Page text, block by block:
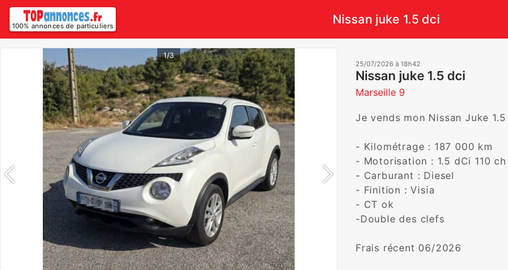
100% annonces de particuliers Nissan juke 1.5 dci
1/3
25/07/2026 à 18h42
Nissan juke 1.5 dci
Marseille 9
Je vends mon Nissan Juke
- Kilométrage : 187 000 km
- Motorisation : 1.5 dCi 110 ch
- Carburant : Diesel
- Finition : Visia
- CT ok
-Double des clefs
Frais récent 06/2026